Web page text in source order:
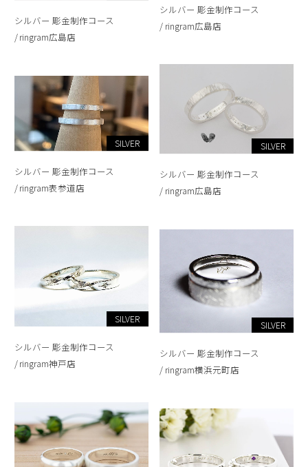
シルバー 彫金制作コース
ringram広島店
シルバー 彫金制作コース
ringram広島店
SILVER
シルバー 彫金制作コース
ringram広島店
SILVER
シルバー 彫金制作コース
ringram表参道店
SILVER
シルバー 彫金制作コース
ringram神戸店
SILVER
シルバー 彫金制作コース
ringram横浜元町店